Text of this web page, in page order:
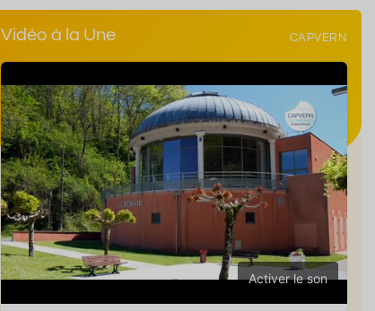
Vidéo à la Une CAPVERN
Activer le son